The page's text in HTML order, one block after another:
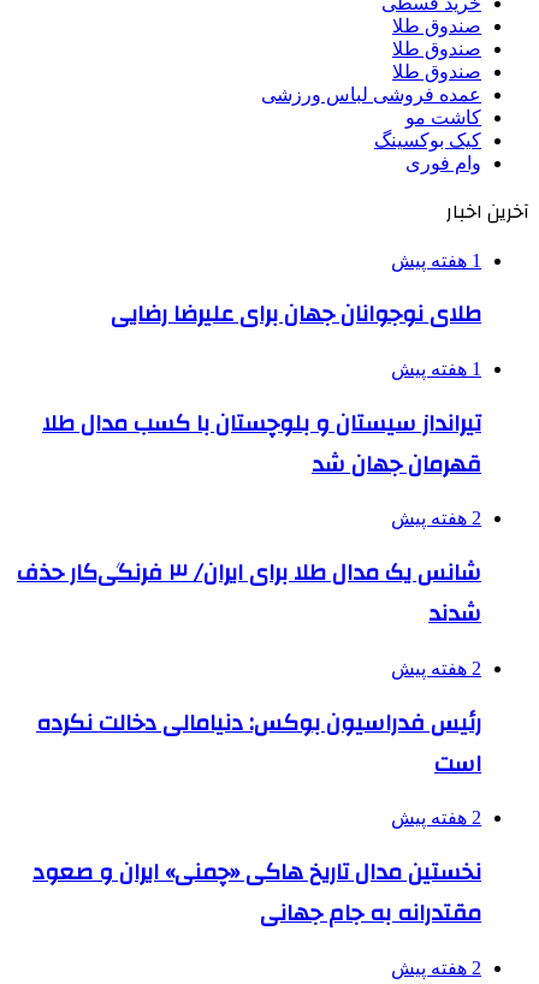
صندوق طلا
صندوق طلا
صندوق طلا
عمده فروشی لباس ورزشی
کاشت مو
کیک بوکسینگ
وام فوری
آخرین اخبار
1 هفته پیش
طلای نوجوانان جهان برای علیرضا رضایی
1 هفته پیش
تیرانداز سیستان و بلوچستان با کسب مدال طلا
قهرمان جهان شد
2 هفته پیش
شانس یک مدال طلا برای ایران/ ۳ فرنگی‌کار حذف
شدند
2 هفته پیش
رئیس فدراسیون بوکس: دنیامالی دخالت نکرده
است
2 هفته پیش
نخستین مدال تاریخ هاکی «چمنی» ایران و صعود
مقتدرانه به جام جهانی
2 هفته پیش